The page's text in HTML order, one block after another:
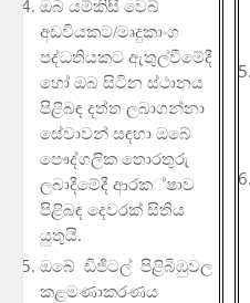
ඔබ යම්කිසි වෙබ්
අඩවියකට/මෘදුකාංග
පද්ධතියකට ඇතුල්වීමේදී
හෝ ඔබ සිටින ස්ථානය
පිළිබඳ දත්ත ලබාගන්නා
සේවාවන් සඳහා ඔබේ
පෞද්ගලික තොරතුරු
ලබාදීමේදී ආරක්ෂාව
පිළිබඳ දෙවරක් සිතිය
යුතුයි.
ඔබේ ඩිජිටල් පිළිබිඹුවල
කළමණාකරණය